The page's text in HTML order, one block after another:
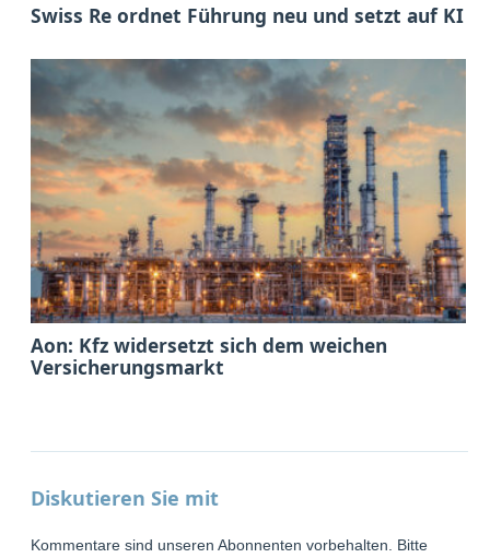
Swiss Re ordnet Führung neu und setzt auf KI
Aon: Kfz widersetzt sich dem weichen
Versicherungsmarkt
Diskutieren Sie mit
Kommentare sind unseren Abonnenten vorbehalten. Bitte